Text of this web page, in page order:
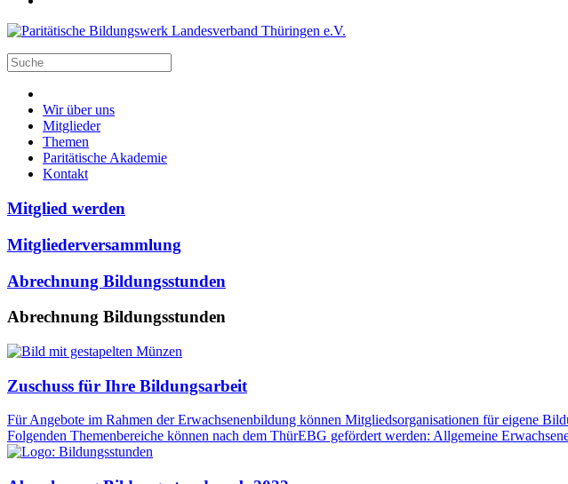
Wir über uns
Mitglieder
Themen
Paritätische Akademie
Kontakt
Mitglied werden
Mitgliederversammlung
Abrechnung Bildungsstunden
Abrechnung Bildungsstunden
Zuschuss für Ihre Bildungsarbeit
Für Angebote im Rahmen der Erwachsenenbildung können Mitgliedsorganisationen für eigene
Folgenden Themenbereiche können nach dem ThürEBG gefördert werden: Allgemeine